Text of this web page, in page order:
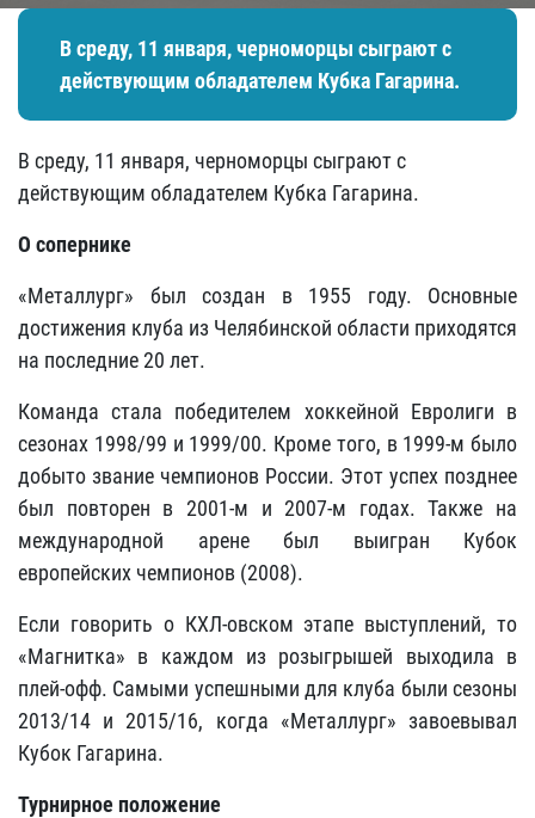
В среду, 11 января, черноморцы сыграют с
действующим обладателем Кубка Гагарина.
В среду, 11 января, черноморцы сыграют с
действующим обладателем Кубка Гагарина.
О сопернике
«Металлург» был создан в 1955 году. Основные
достижения клуба из Челябинской области приходятся
на последние 20 лет.
Команда стала победителем хоккейной Евролиги в
сезонах 1998/99 и 1999/00. Кроме того, в 1999-м было
добыто звание чемпионов России. Этот успех позднее
был повторен в 2001-м и 2007-м годах. Также на
международной арене был выигран Кубок
европейских чемпионов (2008).
Если говорить о КХЛ-овском этапе выступлений, то
«Магнитка» в каждом из розыгрышей выходила в
плей-офф. Самыми успешными для клуба были сезоны
2013/14 и 2015/16, когда «Металлург» завоевывал
Кубок Гагарина.
Турнирное положение